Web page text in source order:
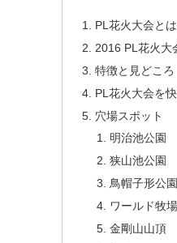
PL花火大会と
2016 PL花火大
特徴と見どころ
PL花火大会を
穴場スポット
明治池公園
狭山池公園
鳥帽子形公園
ワールド牧場
金剛山山頂